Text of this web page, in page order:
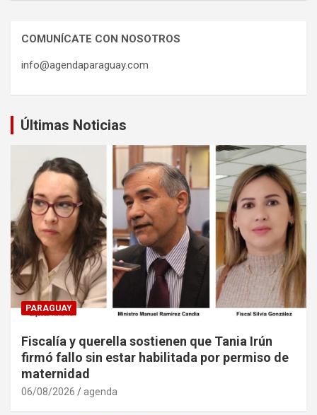
COMUNÍCATE CON NOSOTROS
info@agendaparaguay.com
Últimas Noticias
PARAGUAY
Fiscalía y querella sostienen que Tania Irún
firmó fallo sin estar habilitada por permiso de
maternidad
06/08/2026 agenda